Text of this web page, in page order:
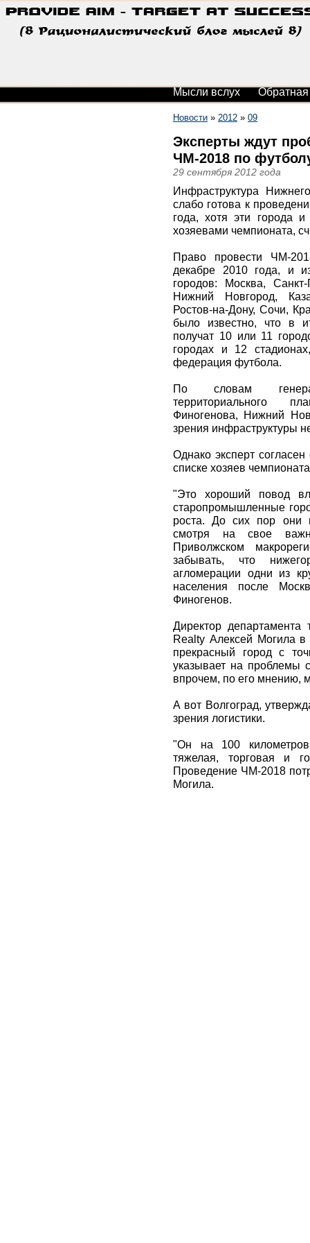
Мысли вслух Обратная
Новости » 2012 » 09
Эксперты ждут
ЧМ-2018 по
29 сентября 2012 года
Инфраструктура
слабо готова к
года, хотя эти города
хозяевами чемпионата,
Право провести ЧМ-
декабре 2010 года, и
городов: Москва, Санкт-
Нижний Новгород,
Ростов-на-Дону, Сочи,
было известно, что в
получат 10 или 11
городах и 12
федерация футбола.
По словам
территориального
Финогенова, Нижний
зрения инфраструктуры
Однако эксперт
списке хозяев
"Это хороший повод
старопромышленные
роста. До сих пор они
смотря на свое
Приволжском
забывать, что
агломерации одни из
населения после
Финогенов.
Директор департамента
Realty Алексей Могила
прекрасный город с
указывает на проблемы
впрочем, по его мнению,
А вот Волгоград,
зрения логистики.
"Он на 100 километров
тяжелая, торговая и
Проведение ЧМ-2018
Могила.